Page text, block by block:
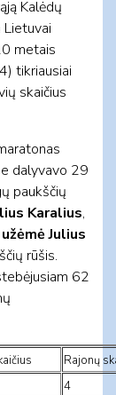
Kalėdų
metais
tikriausiai
skaičius
dalyvavo 29
paukščių
Karalius,
Julius
rūšis.
62
Rajonų
4